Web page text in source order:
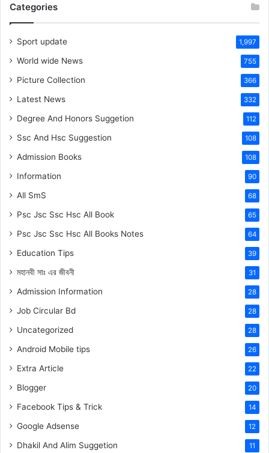
Categories
Sport update 1,997
World wide News 755
Picture Collection 366
Latest News 332
Degree And Honors Suggetion 112
Ssc And Hsc Suggestion 108
Admission Books 108
Information 90
All SmS 68
Psc Jsc Ssc Hsc All Book 65
Psc Jsc Ssc Hsc All Books Notes 64
Education Tips 39
মহানবী সাঃ এর জীবনী 31
Admission Information 28
Job Circular Bd 28
Uncategorized 28
Android Mobile tips 26
Extra Article 22
Blogger 20
Facebook Tips & Trick 14
Google Adsense 12
Dhakil And Alim Suggetion 11